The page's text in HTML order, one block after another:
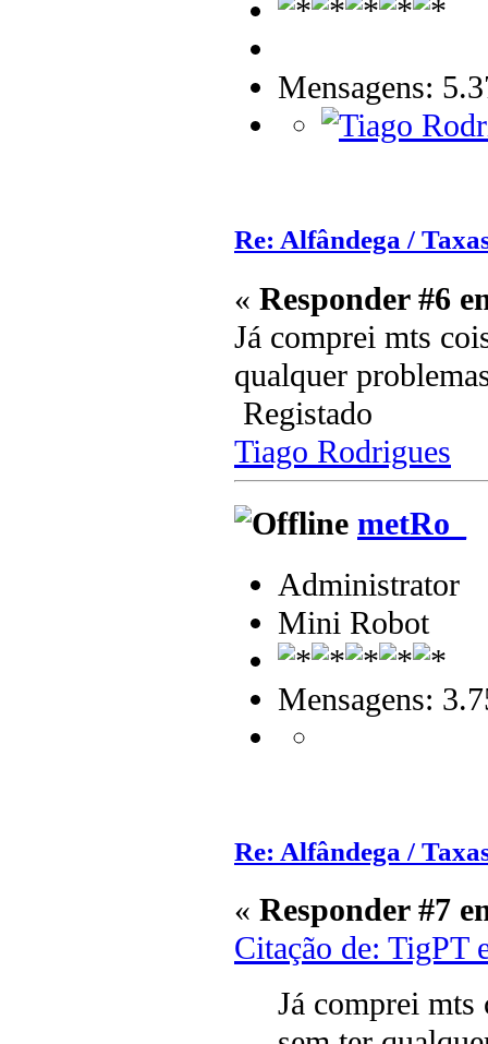
Mensagens:
Re: Alfândega /
« Responder #6
Já comprei mts
qualquer
Registado
Tiago Rodrigues
metRo_
Administrator
Mini Robot
Mensagens:
Re: Alfândega /
« Responder #7
Citação de: TigPT
Já comprei mts